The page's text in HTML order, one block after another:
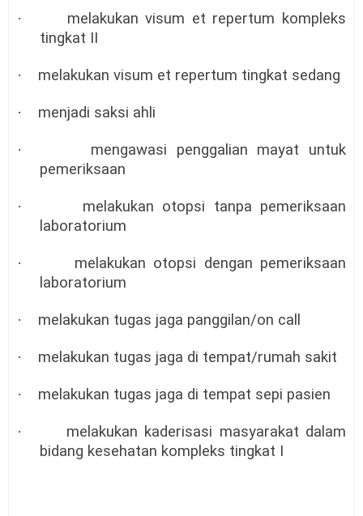
·
melakukan visum et repertum kompleks
tingkat II
· melakukan visum et repertum tingkat sedang
· menjadi saksi ahli
·
mengawasi penggalian mayat untuk
pemeriksaan
·
melakukan otopsi tanpa pemeriksaan
laboratorium
·
melakukan otopsi dengan pemeriksaan
laboratorium
· melakukan tugas jaga panggilan/on call
· melakukan tugas jaga di tempat/rumah sakit
· melakukan tugas jaga di tempat sepi pasien
·
melakukan kaderisasi masyarakat dalam
bidang kesehatan kompleks tingkat I